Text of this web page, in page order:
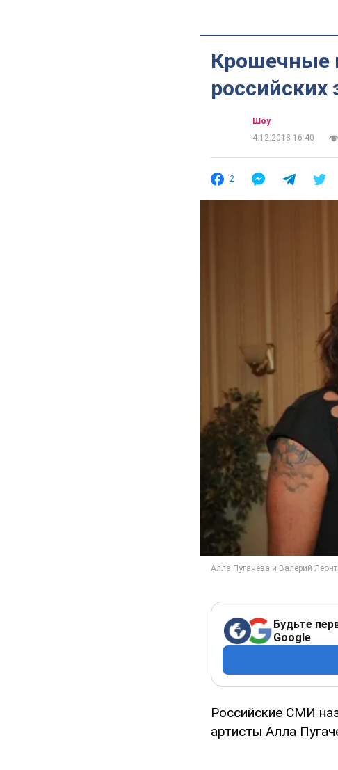
Крошечные
российских
Шоу
4.12.2018 16:40
2
Будьте
Google
Российские СМИ
артисты Алла